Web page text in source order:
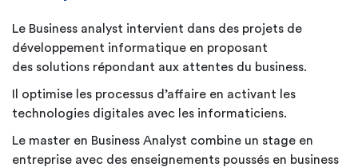
Le Business analyst intervient dans des projets de
développement informatique en proposant
des solutions répondant aux attentes du business.
Il optimise les processus d’affaire en activant les
technologies digitales avec les informaticiens.
Le master en Business Analyst combine un stage en
entreprise avec des enseignements poussés en business